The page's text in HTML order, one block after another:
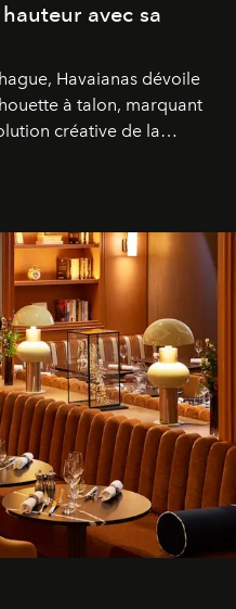
avec sa
Havaianas dévoile
à talon, marquant
créative de la